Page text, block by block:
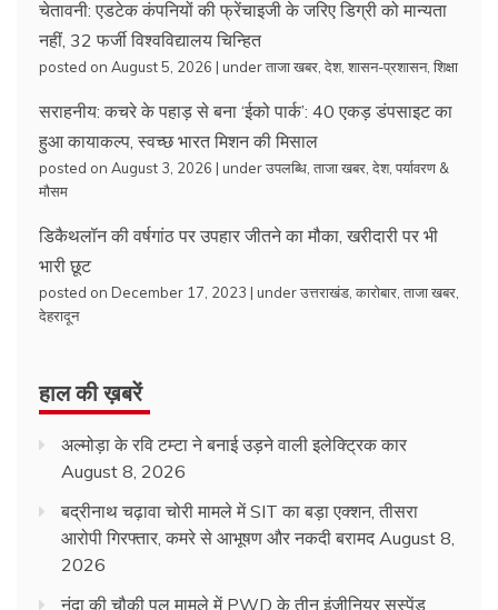
चेतावनी: एडटेक कंपनियों की फ्रेंचाइजी के जरिए डिग्री को मान्यता
नहीं, 32 फर्जी विश्वविद्यालय चिन्हित
posted on August 5, 2026 | underताजा खबर देश, शासन-प्रशासन, शिक्षा
सराहनीय: कचरे के पहाड़ से बना ‘ईको पार्क’: 40 एकड़ डंपसाइट का
हुआ कायाकल्प, स्वच्छ भारत मिशन की मिसाल
posted on August 3, 2026 | underउपलब्धि ताजा खबर देश, पर्यावरण &
मौसम
डिकैथलॉन की वर्षगांठ पर उपहार जीतने का मौका, खरीदारी पर भी
भारी छूट
posted on December 17, 2023 | underउत्तराखंड कारोबार ताजा खबर
देहरादून
हाल की ख़बरें
अल्मोड़ा के रवि टम्टा ने बनाई उड़ने वाली इलेक्ट्रिक कार
August 8, 2026
बद्रीनाथ चढ़ावा चोरी मामले में SIT का बड़ा एक्शन, तीसरा
आरोपी गिरफ्तार, कमरे से आभूषण और नकदी बरामद August 8,
2026
नंदा की चौकी पुल मामले में PWD के तीन इंजीनियर सस्पेंड